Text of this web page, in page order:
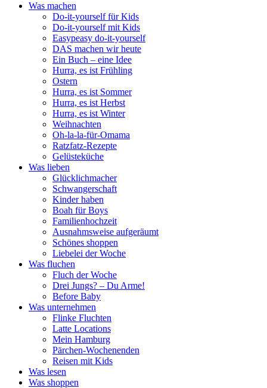
Was machen
Do-it-yourself für Kids
Do-it-yourself mit Kids
Easypeasy do-it-yourself
DAS machen wir heute
Ein Buch – eine Idee
Hurra, es ist Frühling
Ostern
Hurra, es ist Sommer
Hurra, es ist Herbst
Hurra, es ist Winter
Weihnachten
Oh-la-la-für-Omama
Ratzfatz-Rezepte
Gelüsteküche
Was lieben
Glücklichmacher
Schwangerschaft
Kinder haben
Boah für Boys
Familienhochzeit
Ausnahmsweise aufgeräumt
Schönes shoppen
Liebelei der Woche
Was fluchen
Fluch der Woche
Drei Jungs? – Du Arme!
Before Baby
Was unternehmen
Flinke Fluchten
Latte Locations
Mein Hamburg
Pärchen-Wochenenden
Reisen mit Kids
Was lesen
Was shoppen